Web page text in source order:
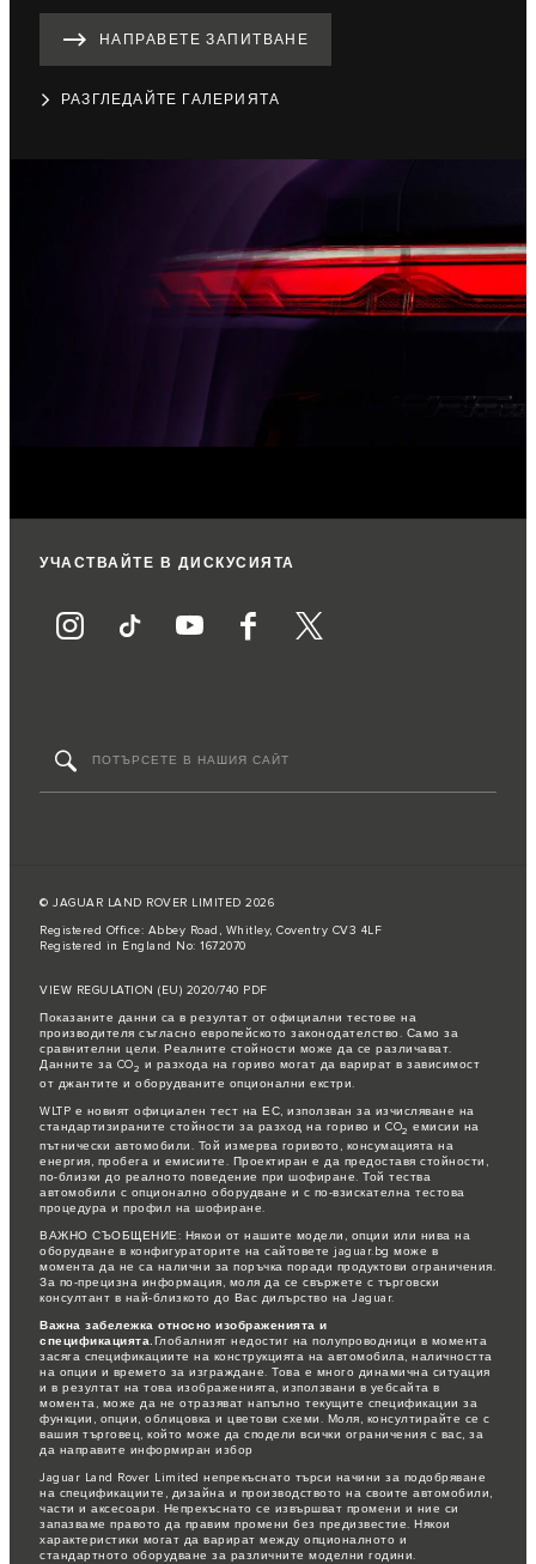
НАПРАВЕТЕ ЗАПИТВАНЕ
РАЗГЛЕДАЙТЕ ГАЛЕРИЯТА
УЧАСТВАЙТЕ В ДИСКУСИЯТА
© JAGUAR LAND ROVER LIMITED 2026
Registered Office: Abbey Road, Whitley, Coventry CV3 4LF
Registered in England No: 1672070
VIEW REGULATION (EU) 2020/740 PDF
Показаните данни са в резултат от официални тестове на
производителя съгласно европейското законодателство. Само за
сравнителни цели. Реалните стойности може да се различават.
Данните за CO2 и разхода на гориво могат да варират в зависимост
от джантите и оборудваните опционални екстри.
WLTP е новият официален тест на ЕС, използван за изчисляване на
стандартизираните стойности за разход на гориво и CO2 емисии на
пътнически автомобили. Той измерва горивото, консумацията на
енергия, пробега и емисиите. Проектиран е да предоставя стойности,
по-близки до реалното поведение при шофиране. Той тества
автомобили с опционално оборудване и с по-взискателна тестова
процедура и профил на шофиране.
ВАЖНО СЪОБЩЕНИЕ: Някои от нашите модели, опции или нива на
оборудване в конфигураторите на сайтовете jaguar.bg може в
момента да не са налични за поръчка поради продуктови ограничения.
За по-прецизна информация, моля да се свържете с търговски
консултант в най-близкото до Вас дилърство на Jaguar.
Важна забележка относно изображенията и
спецификацията.Глобалният недостиг на полупроводници в момента
засяга спецификациите на конструкцията на автомобила, наличността
на опции и времето за изграждане. Това е много динамична ситуация
и в резултат на това изображенията, използвани в уебсайта в
момента, може да не отразяват напълно текущите спецификации за
функции, опции, облицовка и цветови схеми. Моля, консултирайте се с
вашия търговец, който може да сподели всички ограничения с вас, за
да направите информиран избор
Jaguar Land Rover Limited непрекъснато търси начини за подобряване
на спецификациите, дизайна и производството на своите автомобили,
части и аксесоари. Непрекъснато се извършват промени и ние си
запазваме правото да правим промени без предизвестие. Някои
характеристики могат да варират между опционалното и
стандартното оборудване за различните моделни години.